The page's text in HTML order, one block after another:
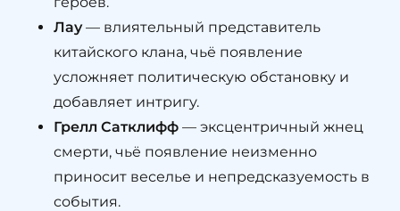
Лау— влиятельный представитель
китайского клана, чьё появление
усложняет политическую обстановку и
добавляет интригу.
Грелл Сатклифф — эксцентричный жнец
смерти, чьё появление неизменно
приносит веселье и непредсказуемость в
события.